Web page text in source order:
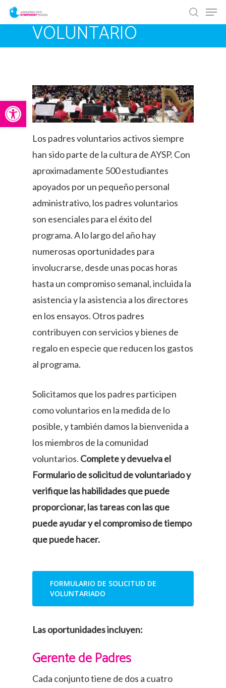
Abrir barra de herramientas
Skip
to
search
VOLUNTARIO
Los padres voluntarios activos siempre
han sido parte de la cultura de AYSP. Con
aproximadamente 500 estudiantes
apoyados por un pequeño personal
administrativo, los padres voluntarios
son esenciales para el éxito del
programa. A lo largo del año hay
numerosas oportunidades para
involucrarse, desde unas pocas horas
hasta un compromiso semanal, incluida la
asistencia y la asistencia a los directores
en los ensayos. Otros padres
contribuyen con servicios y bienes de
regalo en especie que reducen los gastos
al programa.
Solicitamos que los padres participen
como voluntarios en la medida de lo
posible, y también damos la bienvenida a
los miembros de la comunidad
voluntarios. Complete y devuelva el
Formulario de solicitud de voluntariado y
verifique las habilidades que puede
proporcionar, las tareas con las que
puede ayudar y el compromiso de tiempo
que puede hacer.
FORMULARIO DE SOLICITUD DE
VOLUNTARIADO
Las oportunidades incluyen:
Gerente de Padres
Cada conjunto tiene de dos a cuatro